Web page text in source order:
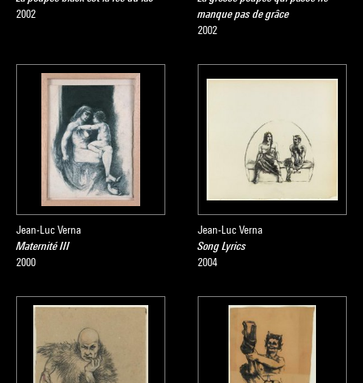
2002
manque pas de grâce
2002
Jean-Luc Verna
Maternité III
2000
Jean-Luc Verna
Song Lyrics
2004